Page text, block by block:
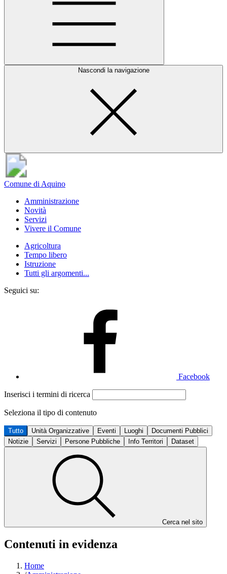
Nascondi la navigazione
Comune di Aquino
Amministrazione
Novità
Servizi
Vivere il Comune
Agricoltura
Tempo libero
Istruzione
Tutti gli argomenti...
Seguici su:
Facebook
Inserisci i termini di ricerca
Seleziona il tipo di contenuto
Tutto Unità Organizzative Eventi Luoghi
Documenti Pubblici
Notizie
Servizi Persone Pubbliche Info Territori Dataset
Cerca nel sito
Contenuti in evidenza
Home